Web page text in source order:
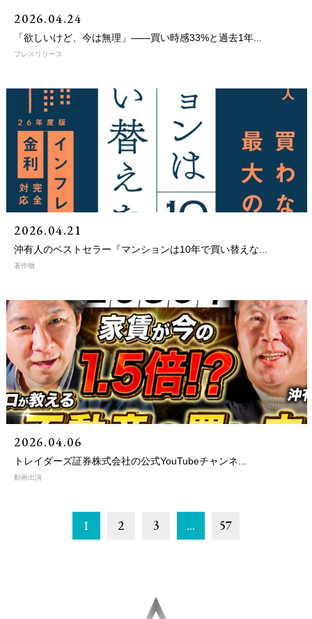
2026.04.24
「欲しいけど、今は無理」——買い時感33%と過去1年...
プレスリリース
2026.04.21
沖有人のベストセラー『マンションは10年で買い替えな...
著作物
2026.04.06
トレイダーズ証券株式会社の公式YouTubeチャンネ...
動画出演
1 2 3 … 57